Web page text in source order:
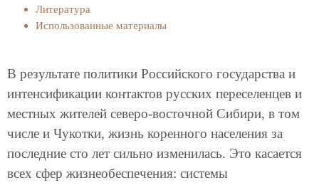
Литература
Использованные материалы
В результате политики Российского государства и
интенсификации контактов русских переселенцев и
местных жителей северо-восточной Сибири, в том
числе и Чукотки, жизнь коренного населения за
последние сто лет сильно изменилась. Это касается
всех сфер жизнеобеспечения: системы